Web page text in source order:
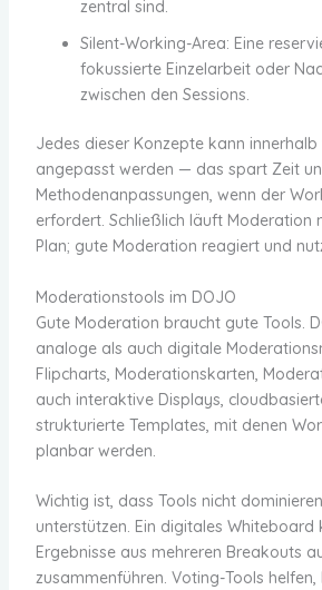
zentral sind.
Silent-Working-Area: Eine
fokussierte Einzelarbeit oder
zwischen den Sessions.
Jedes dieser Konzepte kann innerhalb
angepasst werden — das spart Zeit
Methodenanpassungen, wenn der
erfordert. Schließlich läuft Moderation
Plan; gute Moderation reagiert und
Moderationstools im DOJO
Gute Moderation braucht gute Tools.
analoge als auch digitale
Flipcharts, Moderationskarten,
auch interaktive Displays,
strukturierte Templates, mit denen
planbar werden.
Wichtig ist, dass Tools nicht
unterstützen. Ein digitales Whiteboard
Ergebnisse aus mehreren Breakouts
zusammenführen. Voting-Tools helfen,